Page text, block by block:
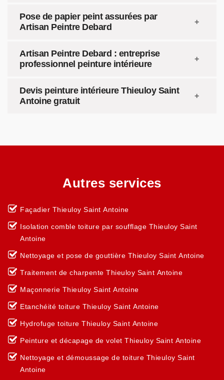
Pose de papier peint assurées par
Artisan Peintre Debard
Artisan Peintre Debard : entreprise
professionnel peinture intérieure
Devis peinture intérieure Thieuloy Saint
Antoine gratuit
Autres services
Façadier Thieuloy Saint Antoine
Isolation comble toiture par soufflage Thieuloy Saint
Antoine
Nettoyage et pose de gouttière Thieuloy Saint Antoine
Traitement de charpente Thieuloy Saint Antoine
Maçonnerie Thieuloy Saint Antoine
Etanchéité toiture Thieuloy Saint Antoine
Hydrofuge toiture Thieuloy Saint Antoine
Peinture et décapage de volet Thieuloy Saint Antoine
Nettoyage et démoussage de toiture Thieuloy Saint
Antoine